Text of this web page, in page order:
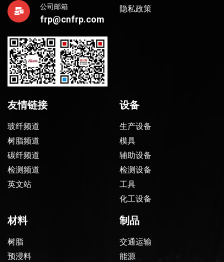
公司邮箱
frp@cnfrp.com
隐私政策
友情链接
玻纤频道
树脂频道
碳纤频道
检测频道
英文站
设备
生产设备
模具
辅助设备
检测设备
工具
化工设备
材料
树脂
预浸料
制品
交通运输
能源